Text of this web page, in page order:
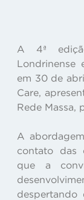
A 4ª
Londrinense
em 30 de
Care,
Rede Massa,
A
contato das
que a
despertando